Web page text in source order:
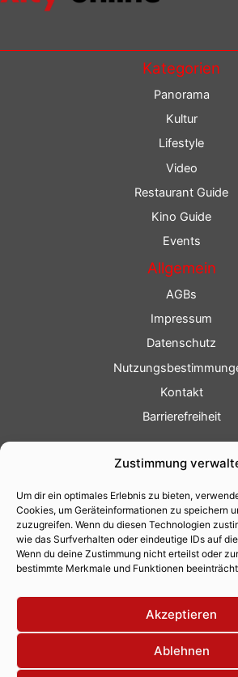
Zustimmung
Um dir ein optimales Erlebnis zu bieten,
Cookies, um Geräteinformationen zu speichern
zuzugreifen. Wenn du diesen Technologien
wie das Surfverhalten oder eindeutige IDs auf
Wenn du deine Zustimmung nicht erteilst oder
bestimmte Merkmale und Funktionen
Akzeptieren
Ablehnen
Kategorien
Panorama
Kultur
Lifestyle
Video
Restaurant Guide
Kino Guide
Events
Allgemein
AGBs
Impressum
Datenschutz
Kontakt
Barrierefreiheit
Fotoservice
Videoservice
Werbung
Contenterstellung
Lokalnachrichten
Lokalfernsehen
Eventkalender